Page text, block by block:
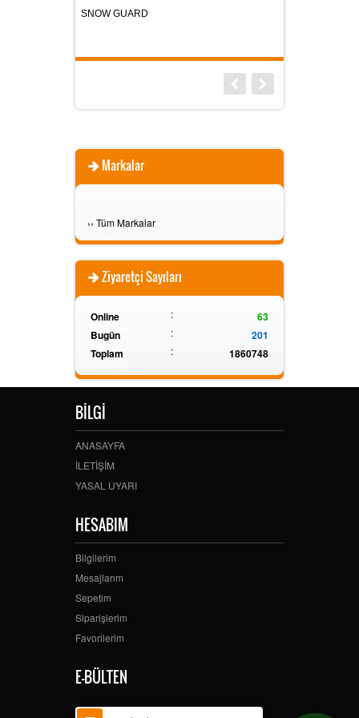
SNOW GUARD
Markalar
›› Tüm Markalar
Ziyaretçi Sayıları
Online :
63
Bugün
:
201
Toplam
: 1860748
BİLGİ
ANASAYFA
İLETİŞİM
YASAL UYARI
HESABIM
Bilgilerim
Mesajlarım
Sepetim
Siparişlerim
Favorilerim
E-BÜLTEN